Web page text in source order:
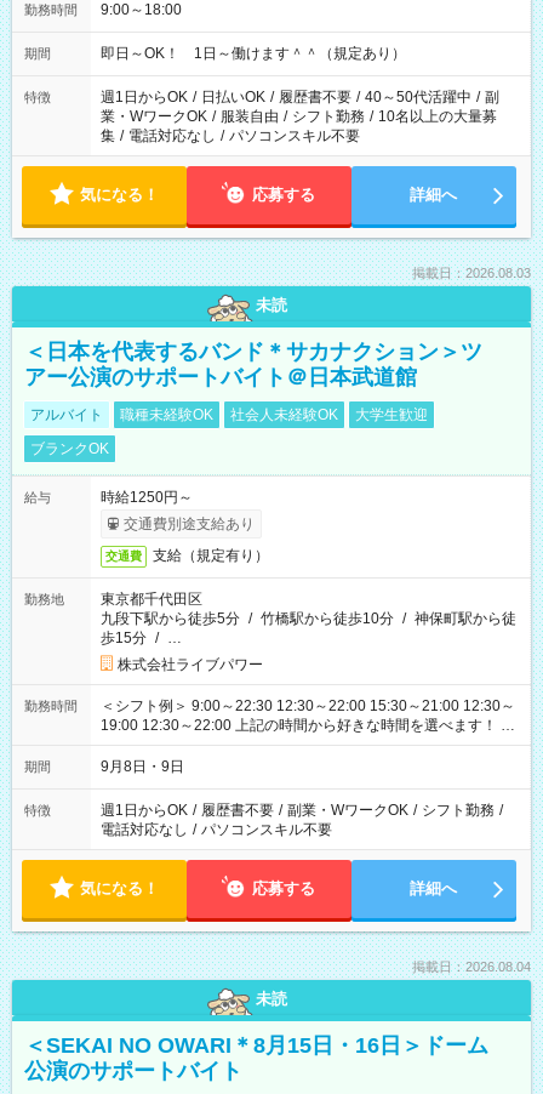
勤務時間 9:00～18:00
期間 即日～OK！ 1日～働けます＾＾（規定あり）
特徴 週1日からOK / 日払いOK / 履歴書不要 / 40～50代活躍中 / 副
業・WワークOK / 服装自由 / シフト勤務 / 10名以上の大量募
集 / 電話対応なし / パソコンスキル不要
気になる！ 応募する 詳細へ
掲載日：2026.08.03
未読
＜日本を代表するバンド＊サカナクション＞ツ
アー公演のサポートバイト＠日本武道館
アルバイト 職種未経験OK 社会人未経験OK
大学生歓迎
ブランクOK
給与
時給1250円～
交通費別途支給あり
交通費 支給（規定有り）
勤務地
東京都千代田区
九段下駅から徒歩5分 / 竹橋駅から徒歩10分 / 神保町駅から徒
歩15分 / …
株式会社ライブパワー
勤務時間
＜シフト例＞ 9:00～22:30 12:30～22:00 15:30～21:00 12:30～
19:00 12:30～22:00 上記の時間から好きな時間を選べます！ ※
時間は変更となる可能性があります
期間 9月8日・9日
特徴 週1日からOK / 履歴書不要 / 副業・WワークOK / シフト勤務 /
電話対応なし / パソコンスキル不要
気になる！ 応募する 詳細へ
掲載日：2026.08.04
未読
＜SEKAI NO OWARI＊8月15日・16日＞ドーム
公演のサポートバイト